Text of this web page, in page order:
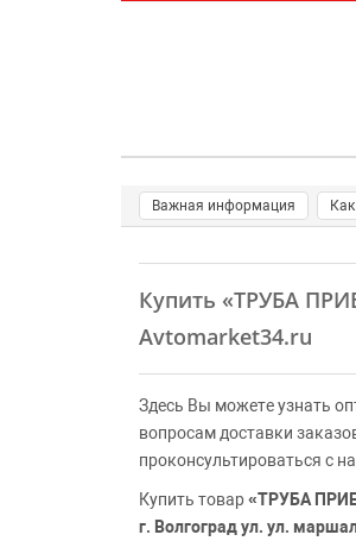
Важная информация
Купить «ТРУБА
Avtomarket34.ru
Здесь Вы можете узнать
вопросам доставки
проконсультироваться с
Купить товар«ТРУБА
г. Волгоград ул. ул.